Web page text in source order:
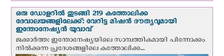
ഒരു ഡോളറിൽ തുടങ്ങി 219 കത്തോലിക്ക
ദേവാലയങ്ങളിലേക്ക്: വേറിട്ട മിഷന്‍ ദൗത്യവുമായി
ഇന്തോനേഷ്യൻ യുവാവ്
ജക്കാർത്ത: ഇന്തോനേഷ്യയിലെ സാമ്പത്തികമായി പിന്നോക്കം
നില്‍ക്കുന്ന പ്രദേശങ്ങളിലെ കത്തോലിക്ക...